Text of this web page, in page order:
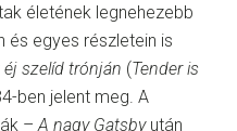
életének legnehezebb
és egyes részletein is
éj szelíd trónján (Tender is
ben jelent meg. A
–A nagy Gatsbyután